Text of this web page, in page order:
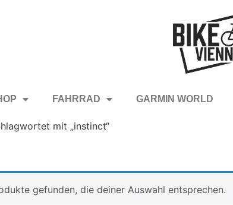
FAHRRAD GARMIN WORLD
mit „instinct“
gefunden, die deiner Auswahl entsprechen.